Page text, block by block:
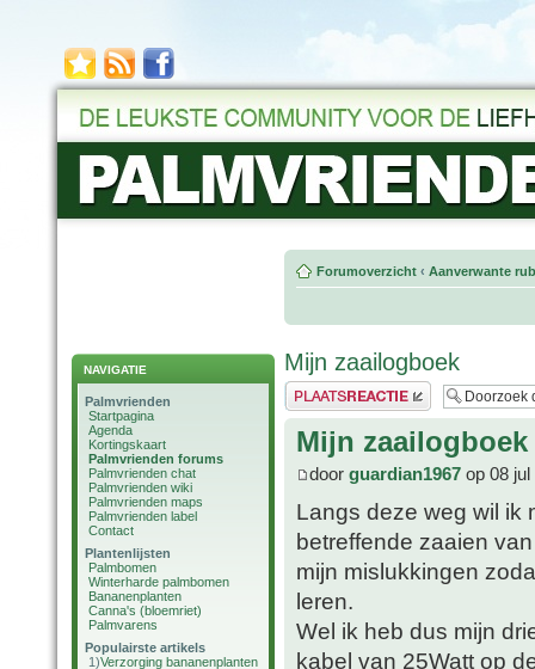
NAVIGATIE
Palmvrienden
Startpagina
Agenda
Kortingskaart
Palmvrienden forums
Palmvrienden chat
Palmvrienden wiki
Palmvrienden maps
Palmvrienden label
Contact
Plantenlijsten
Palmbomen
Winterharde palmbomen
Bananenplanten
Canna's (bloemriet)
Palmvarens
Populairste artikels
1)Verzorging bananenplanten
Forumoverzicht ‹ Aanverwante
Mijn zaailogboek
Plaats een reactie
Mijn zaailogboek
door guardian1967 op 08 jul
Langs deze weg wil ik
betreffende zaaien
mijn mislukkingen
leren.
Wel ik heb dus mijn
kabel van 25Watt op